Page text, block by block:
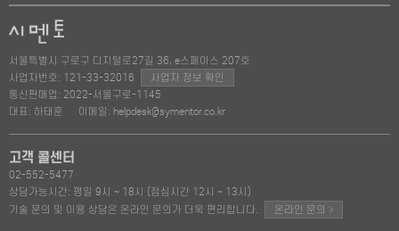
서울특별시 구로구 디지털로27길 36, e스페이스 207호
사업자번호: 121-33-32016
사업자 정보 확인
통신판매업: 2022-서울구로-1145
대표: 하태훈
이메일: helpdesk@symentor.co.kr
고객 콜센터
02-552-5477
상담가능시간: 평일 9시 ~ 18시 (점심시간 12시 ~ 13시)
기술 문의 및 이용 상담은 온라인 문의가 더욱 편리합니다.
온라인 문의 >